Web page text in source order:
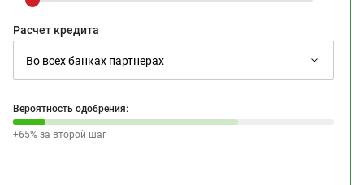
Расчет кредита
Вероятность одобрения:
+65% за второй шаг